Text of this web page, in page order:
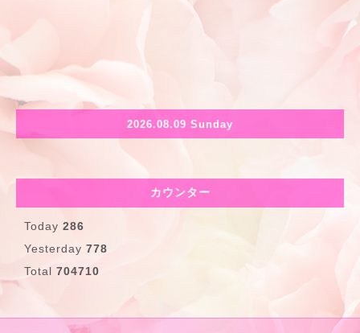
2026.08.09 Sunday
カウンター
Today 286
Yesterday 778
Total 704710